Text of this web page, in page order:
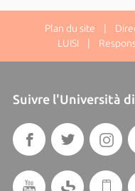
Plan du site |
LUISI |
Suivre l'Università